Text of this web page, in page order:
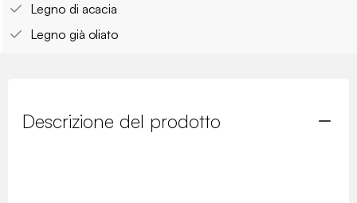
Legno di acacia
Legno già oliato
Descrizione del prodotto